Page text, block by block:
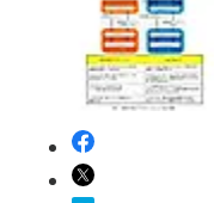
abc123 (1346)